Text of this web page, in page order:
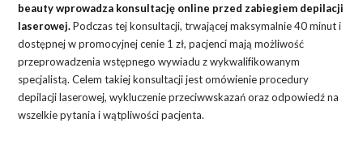
beauty wprowadza konsultację online przed zabiegiem depilacji
laserowej.Podczas tej konsultacji, trwającej maksymalnie 40 minut i
dostępnej w promocyjnej cenie 1 zł, pacjenci mają możliwość
przeprowadzenia wstępnego wywiadu z wykwalifikowanym
specjalistą. Celem takiej konsultacji jest omówienie procedury
depilacji laserowej, wykluczenie przeciwwskazań oraz odpowiedź na
wszelkie pytania i wątpliwości pacjenta.